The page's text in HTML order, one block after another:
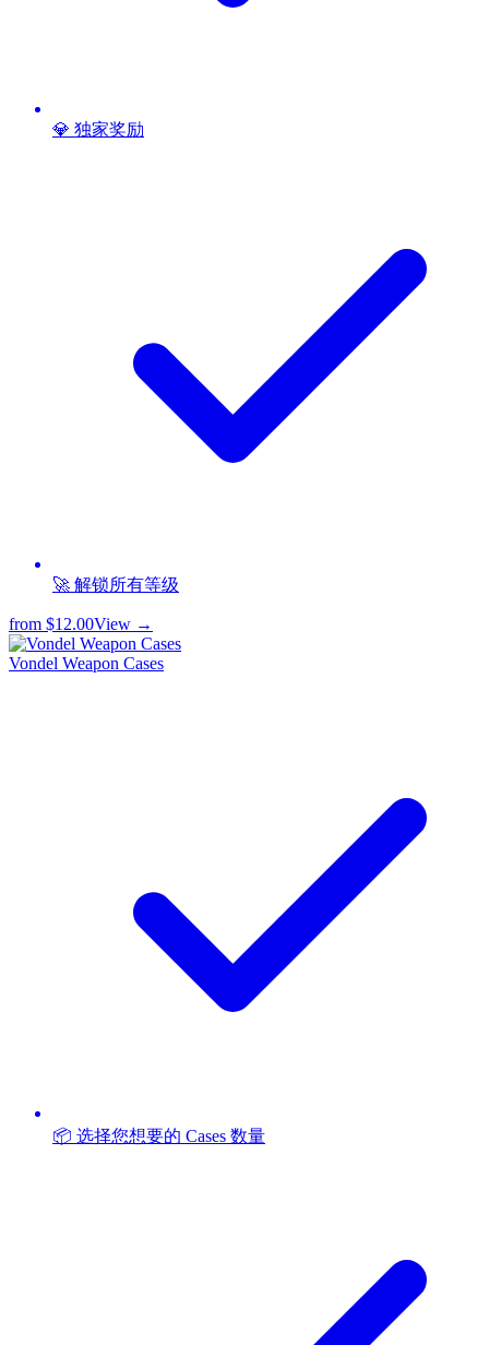
💎 独家奖励
🚀 解锁所有等级
from $12.00View →
Vondel Weapon Cases
📦 选择您想要的 Cases 数量